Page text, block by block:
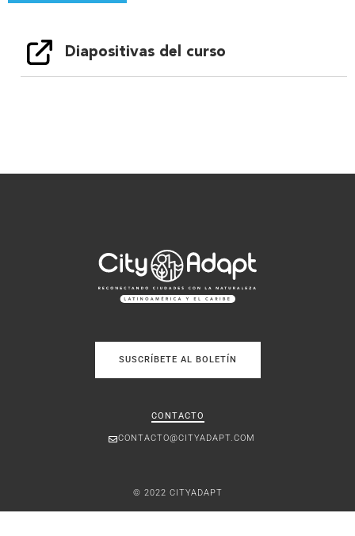
Diapositivas del curso
SUSCRÍBETE AL BOLETÍN
CONTACTO
CONTACTO@CITYADAPT.COM
© 2022 CITYADAPT